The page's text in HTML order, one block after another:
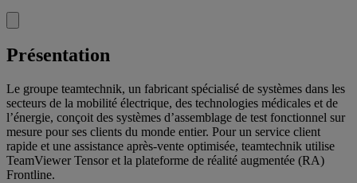
Présentation
Le groupe teamtechnik, un fabricant spécialisé de systèmes dans les
secteurs de la mobilité électrique, des technologies médicales et de
l’énergie, conçoit des systèmes d’assemblage de test fonctionnel sur
mesure pour ses clients du monde entier. Pour un service client
rapide et une assistance après-vente optimisée, teamtechnik utilise
TeamViewer Tensor et la plateforme de réalité augmentée (RA)
Frontline.